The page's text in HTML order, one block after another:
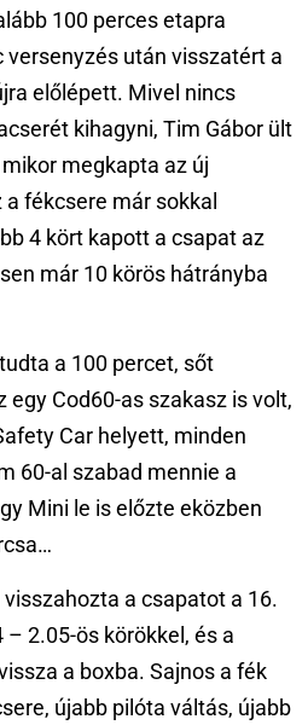
100 perces etapra
versenyzés után visszatért a
előlépett. Mivel nincs
kihagyni, Tim Gábor ült
megkapta az új
fékcsere már sokkal
4 kört kapott a csapat az
már 10 körös hátrányba
a 100 percet, sőt
Cod60-as szakasz is volt,
Car helyett, minden
60-al szabad mennie a
Mini le is előzte eközben
a csapatot a 16.
2.05-ös körökkel, és a
a boxba. Sajnos a fék
újabb pilóta váltás, újabb